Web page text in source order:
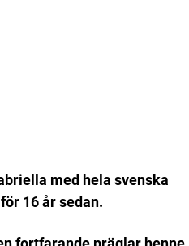
med hela svenska
16 år sedan.